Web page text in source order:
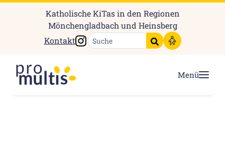
Katholische KiTas in den Regionen
Mönchengladbach und Heinsberg
Kontakt
Instagram
Suche starten
Menü